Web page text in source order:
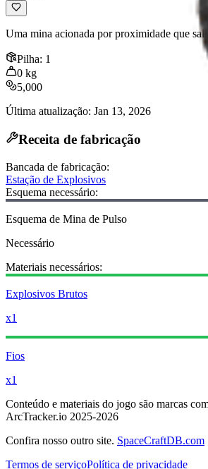
Uma mina acionada por proximidade que
Pilha: 1
0 kg
5,000
Última atualização: Jan 13, 2026
Receita de fabricação
Bancada de fabricação:
Estação de Explosivos
Esquema necessário:
Esquema de Mina de Pulso
Necessário
Materiais necessários:
Explosivos Brutos
x1
Fios
x1
Conteúdo e materiais do jogo são marcas
ArcTracker.io 2025-2026
Confira nosso outro site. SpaceCraftDB.com
Termos de serviçoPolítica de privacidade